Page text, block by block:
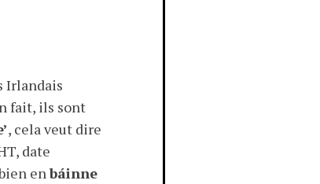
Irlandais
fait, ils sont
, cela veut dire
date
enbáinne